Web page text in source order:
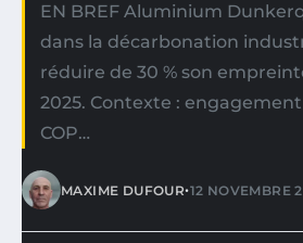
EN BREF Aluminium
dans la décarbonation
réduire de 30 % son
2025. Contexte :
COP…
MAXIME DUFOUR•12 NOVEMBRE